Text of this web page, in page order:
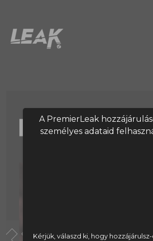
A PremierLeak
személyes adataid
Kérjük, válaszd ki, hogy